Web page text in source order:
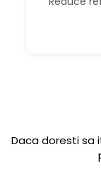
Daca doresti sa